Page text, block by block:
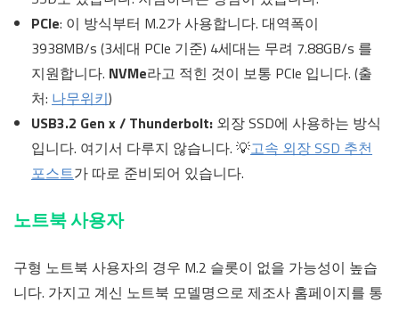
PCIe: 이 방식부터 M.2가 사용합니다. 대역폭이
3938MB/s (3세대 PCIe 기준) 4세대는 무려 7.88GB/s 를
지원합니다. NVMe라고 적힌 것이 보통 PCIe 입니다. (출
처: 나무위키)
USB3.2 Gen x / Thunderbolt: 외장 SSD에 사용하는 방식
입니다. 여기서 다루지 않습니다. 💡고속 외장 SSD 추천
포스트가 따로 준비되어 있습니다.
노트북 사용자
구형 노트북 사용자의 경우 M.2 슬롯이 없을 가능성이 높습
니다. 가지고 계신 노트북 모델명으로 제조사 홈페이지를 통